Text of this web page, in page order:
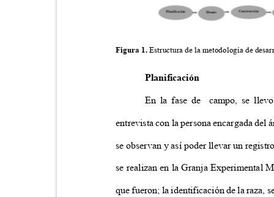
Figura 1.Estructura de la metodología de
Planificación
En la fase de campo, se
entrevista con la persona encargada del
se observan y así poder llevar un
se realizan en la Granja Experimental
que fueron; la identificación de la raza,